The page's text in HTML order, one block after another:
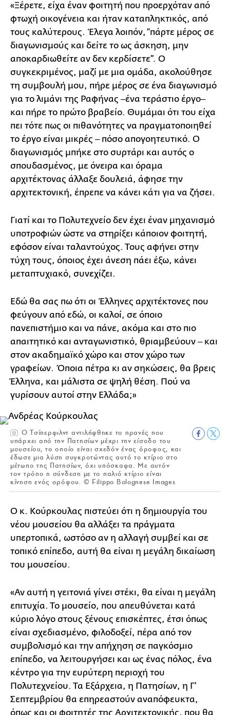
«Ξέρετε, είχα έναν φοιτητή που προερχόταν από
φτωχή οικογένεια και ήταν καταπληκτικός, από
τους καλύτερους. Έλεγα λοιπόν, “πάρτε μέρος σε
διαγωνισμούς και δείτε το ως άσκηση, μην
αποκαρδιωθείτε αν δεν κερδίσετε”. O
συγκεκριμένος, μαζί με μια ομάδα, ακολούθησε
τη συμβουλή μου, πήρε μέρος σε ένα διαγωνισμό
για το λιμάνι της Ραφήνας ‒ένα τεράστιο έργο‒
και πήρε το πρώτο βραβείο. Θυμάμαι ότι του είχα
πει τότε πως οι πιθανότητες να πραγματοποιηθεί
το έργο είναι μικρές ‒ πόσο απογοητευτικό. Ο
διαγωνισμός μπήκε στο συρτάρι και αυτός ο
σπουδασμένος, με όνειρα και όραμα
αρχιτέκτονας άλλαξε δουλειά, άφησε την
αρχιτεκτονική, έπρεπε να κάνει κάτι για να ζήσει.
Γιατί και το Πολυτεχνείο δεν έχει έναν μηχανισμό
υποτροφιών ώστε να στηρίξει κάποιον φοιτητή,
εφόσον είναι ταλαντούχος. Τους αφήνει στην
τύχη τους, όποιος έχει άνεση πάει έξω, κάνει
μεταπτυχιακό, συνεχίζει.
Εδώ θα σας πω ότι οι Έλληνες αρχιτέκτονες που
φεύγουν από εδώ, οι καλοί, σε όποιο
πανεπιστήμιο και να πάνε, ακόμα και στο πιο
απαιτητικό και ανταγωνιστικό, θριαμβεύουν ‒ και
στον ακαδημαϊκό χώρο και στον χώρο των
γραφείων. Όποια πέτρα κι αν σηκώσεις, θα βρεις
Έλληνα, και μάλιστα σε ψηλή θέση. Πού να
γυρίσουν αυτοί στην Ελλάδα;»
Ο Τσίπερφιλντ αντιλήφθηκε το πρανές που
υπάρχει από την Πατησίων μέχρι την είσοδο του
μουσείου, το οποίο είναι σχεδόν ένας όροφος, και
έδωσε μια λύση συγκροτώντας αυτό το κτίριο στο
μέτωπο της Πατησίων, όχι υπόσκαφα. Με αυτόν
τον τρόπο η σύνδεση με το παλιό κτίριο είναι
κίνηση ενός ορόφου. © Filippo Bolognese Images
Ο κ. Κούρκουλας πιστεύει ότι η δημιουργία του
νέου μουσείου θα αλλάξει τα πράγματα
υπερτοπικά, ωστόσο αν η αλλαγή συμβεί και σε
τοπικό επίπεδο, αυτή θα είναι η μεγάλη δικαίωση
του μουσείου.
«Αν αυτή η γειτονιά γίνει στέκι, θα είναι η μεγάλη
επιτυχία. Το μουσείο, που απευθύνεται κατά
κύριο λόγο στους ξένους επισκέπτες, έτσι όπως
είναι σχεδιασμένο, φιλοδοξεί, πέρα από τον
συμβολισμό και την απήχηση σε παγκόσμιο
επίπεδο, να λειτουργήσει και ως ένας πόλος, ένα
κέντρο για την ευρύτερη περιοχή του
Πολυτεχνείου. Τα Εξάρχεια, η Πατησίων, η Γ’
Σεπτεμβρίου θα επηρεαστούν αναπόφευκτα,
όπως και οι φοιτητές της Αρχιτεκτονικής, που θα